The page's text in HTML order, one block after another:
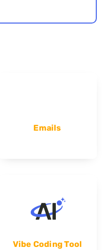
Emails
Vibe Coding Tool